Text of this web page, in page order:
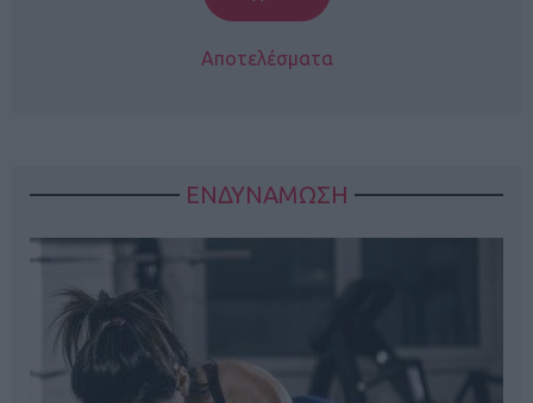
Αποτελέσματα
ΕΝΔΥΝΑΜΩΣΗ